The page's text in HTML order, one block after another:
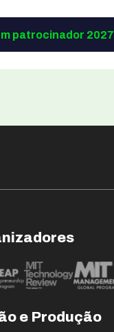
patrocinador 2027
e Produção